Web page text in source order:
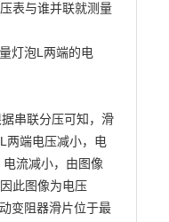
表与谁并联就测量
灯泡L两端的电
串联分压可知，滑
两端电压减小，电
流减小，由图像
此图像为电压
变阻器滑片位于最